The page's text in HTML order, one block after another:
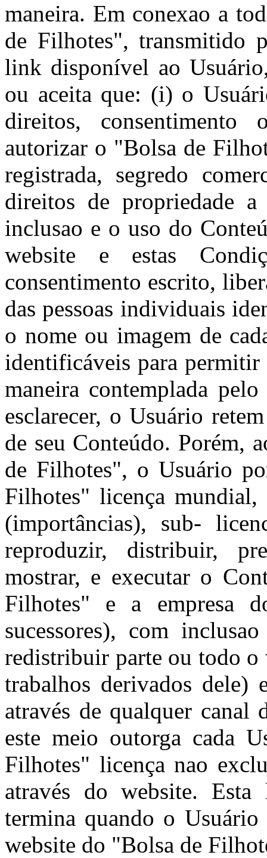
maneira. Em conexao a
de Filhotes", transmitido
link disponível ao
ou aceita que: (i) o
direitos,
autorizar o "Bolsa de
registrada, segredo
direitos de propriedade
inclusao e o uso do
website e estas
consentimento escrito,
das pessoas individuais
o nome ou imagem de
identificáveis para
maneira contemplada
esclarecer, o Usuário
de seu Conteúdo. Porém,
de Filhotes", o Usuário
Filhotes" licença
(importâncias), sub-
reproduzir, distribuir,
mostrar, e executar o
Filhotes" e a empresa
sucessores), com
redistribuir parte ou todo
trabalhos derivados
através de qualquer
este meio outorga cada
Filhotes" licença nao
através do website. Esta
termina quando o
website do "Bolsa de